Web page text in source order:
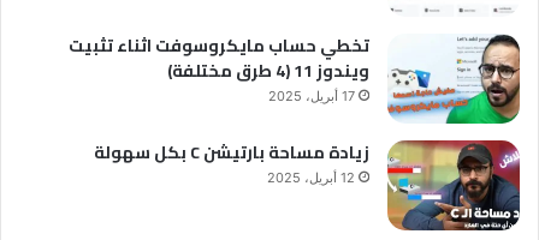
تخطي حساب مايكروسوفت اثناء تثبيت
ويندوز 11 (4 طرق مختلفة)
17 أبريل، 2025
زيادة مساحة بارتيشن C بكل سهولة
12 أبريل، 2025